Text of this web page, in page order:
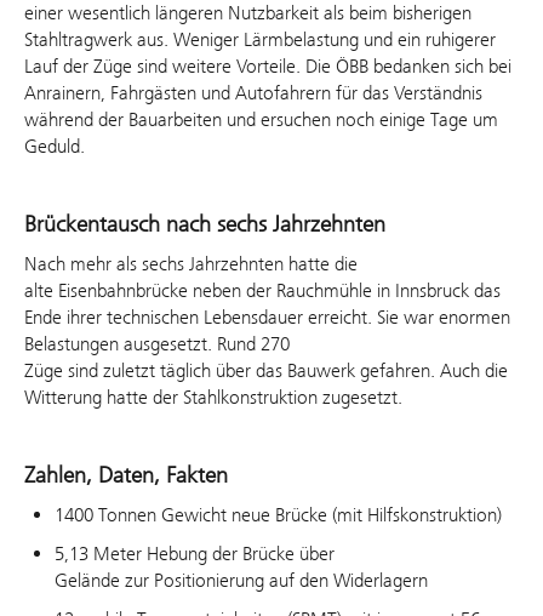
einer wesentlich längeren Nutzbarkeit als beim bisherigen
Stahltragwerk aus. Weniger Lärmbelastung und ein ruhigerer
Lauf der Züge sind weitere Vorteile. Die ÖBB bedanken sich bei
Anrainern, Fahrgästen und Autofahrern für das Verständnis
während der Bauarbeiten und ersuchen noch einige Tage um
Geduld.
Brückentausch nach sechs Jahrzehnten
Nach mehr als sechs Jahrzehnten hatte die
alte Eisenbahnbrücke neben der Rauchmühle in Innsbruck das
Ende ihrer technischen Lebensdauer erreicht. Sie war enormen
Belastungen ausgesetzt. Rund 270
Züge sind zuletzt täglich über das Bauwerk gefahren. Auch die
Witterung hatte der Stahlkonstruktion zugesetzt.
Zahlen, Daten, Fakten
1400 Tonnen Gewicht neue Brücke (mit Hilfskonstruktion)
5,13 Meter Hebung der Brücke über
Gelände zur Positionierung auf den Widerlagern